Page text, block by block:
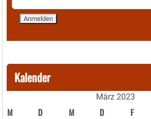
Kalender
März 2023
M D M D F